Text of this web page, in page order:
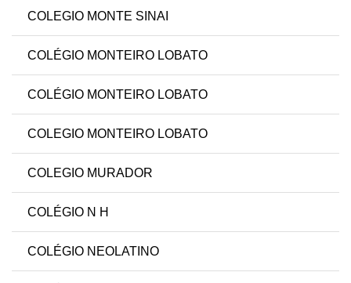
COLEGIO MONTE SINAI
COLÉGIO MONTEIRO LOBATO
COLÉGIO MONTEIRO LOBATO
COLEGIO MONTEIRO LOBATO
COLEGIO MURADOR
COLÉGIO N H
COLÉGIO NEOLATINO